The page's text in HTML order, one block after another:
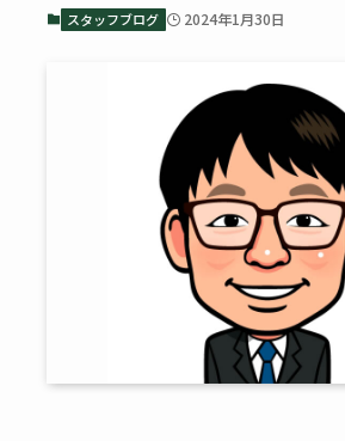
スタッフブログ 2024年1月30日